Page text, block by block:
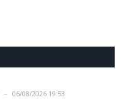
06/08/2026 19:53